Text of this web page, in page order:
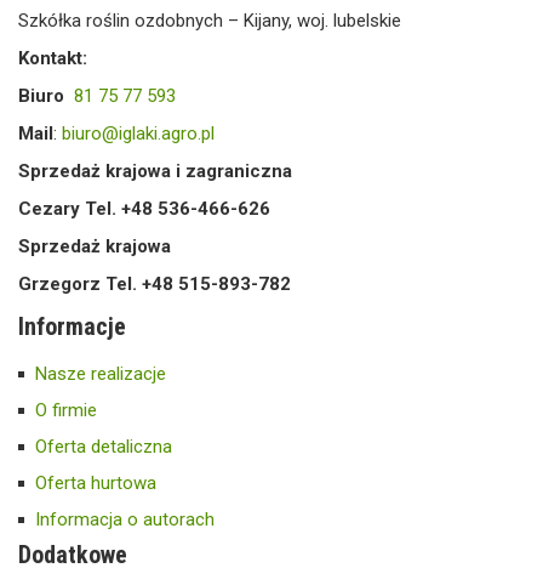
Szkółka roślin ozdobnych – Kijany, woj. lubelskie
Kontakt:
Biuro 81 75 77 593
Mail: biuro@iglaki.agro.pl
Sprzedaż krajowa i zagraniczna
Cezary Tel. +48 536-466-626
Sprzedaż krajowa
Grzegorz Tel. +48 515-893-782
Informacje
Nasze realizacje
O firmie
Oferta detaliczna
Oferta hurtowa
Informacja o autorach
Dodatkowe